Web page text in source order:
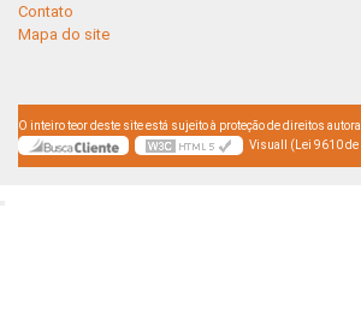
Contato
Mapa do site
O inteiro teor deste site está sujeito à proteção de direitos
Visuall (Lei 9610